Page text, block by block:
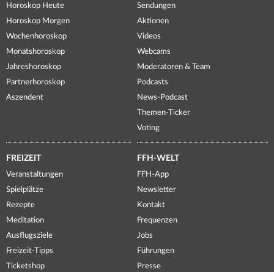
Horoskop Heute
Horoskop Morgen
Wochenhoroskop
Monatshoroskop
Jahreshoroskop
Partnerhoroskop
Aszendent
Sendungen
Aktionen
Videos
Webcams
Moderatoren & Team
Podcasts
News-Podcast
Themen-Ticker
Voting
FREIZEIT
Veranstaltungen
Spielplätze
Rezepte
Meditation
Ausflugsziele
Freizeit-Tipps
Ticketshop
FFH-WELT
FFH-App
Newsletter
Kontakt
Frequenzen
Jobs
Führungen
Presse